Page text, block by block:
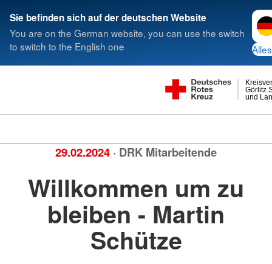
Sie befinden sich auf der deutschen Website
You are on the German website, you can use the switch
to switch to the English one
und
Görlitz
29.02.2024 · DRK Mitarbeitende
Willkommen um zu
bleiben - Martin
Schütze